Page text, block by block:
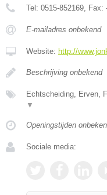
Tel: 0515-852169, Fax:
E-mailadres onbekend
Website: http://
Beschrijving onbekend
Echtscheiding, Erven,
▼
Openingstijden
Sociale media: